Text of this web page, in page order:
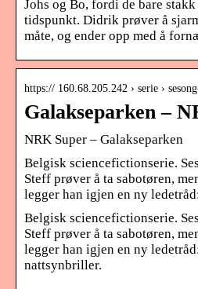
Johs og Bo, fordi de bare
tidspunkt. Didrik prøver å
måte, og ender opp med å
https:// 160.68.205.242 › serie ›
Galakseparken –
NRK Super – Galakseparken
Belgisk sciencefictionserie.
Steff prøver å ta sabotøren,
legger han igjen en ny
Belgisk sciencefictionserie.
Steff prøver å ta sabotøren,
legger han igjen en ny
nattsynbriller.